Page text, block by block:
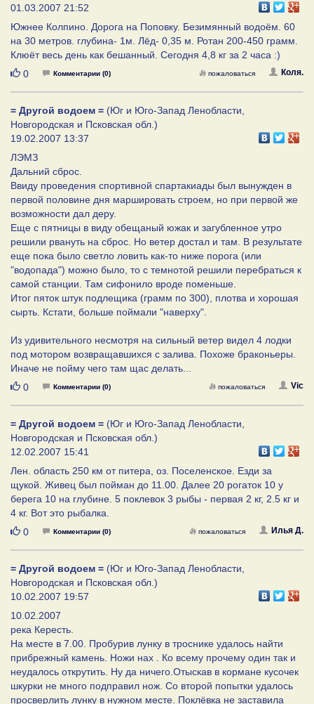
01.03.2007 21:52
Южнее Колпино. Дорога на Поповку. Безимянный водоём. 60
на 30 метров. глубина- 1м. Лёд- 0,35 м. Ротан 200-450 грамм.
Клюёт весь день как бешанный. Сегодня 4,8 кг за 2 часа :)
Нравится
0 Комментарии (0) Коля.
пожаловаться
= Другой водоем = (Юг и Юго-Запад Ленобласти,
Новгородская и Псковская обл.)
19.02.2007 13:37
ЛЭМЗ
Дальний сброс.
Ввиду проведения спортивной спартакиады был вынужден в
первой половине дня маршировать строем, но при первой же
возможности дал деру.
Еще с пятницы в виду обещаный южак и загубленное утро
решили рвануть на сброс. Но ветер достал и там. В результате
еще пока было светло ловить как-то ниже порога (или
"водопада") можно было, то с темнотой решили перебраться к
самой станции. Там сифонило вроде поменьше.
Итог пяток штук подлещика (грамм по 300), плотва и хорошая
сырть. Кстати, больше поймали "наверху".
Из удивительного несмотря на сильный ветер видел 4 лодки
под мотором возвращавшихся с залива. Похоже браконьеры.
Иначе не пойму чего там щас делать...
Нравится
0 Комментарии (0) Vic
пожаловаться
= Другой водоем = (Юг и Юго-Запад Ленобласти,
Новгородская и Псковская обл.)
12.02.2007 15:41
Лен. область 250 км от питера, оз. Поселенское. Езди за
щукой. Живец был пойман до 11.00. Далее 20 рогаток 10 у
берега 10 на глубине. 5 поклевок 3 рыбы - первая 2 кг, 2.5 кг и
4 кг. Вот это рыбалка.
Нравится
0 Комментарии (0) Илья Д.
пожаловаться
= Другой водоем = (Юг и Юго-Запад Ленобласти,
Новгородская и Псковская обл.)
10.02.2007 19:57
10.02.2007
река Кересть.
На месте в 7.00. Пробурив лунку в троснике удалось найти
прибрежный камень. Ножи нах . Ко всему прочему один так и
неудалось открутить. Ну да ничего.Отыскав в кормане кусочек
шкурки не много подправил нож. Со второй попытки удалось
просверлить лунку в нужном месте. Поклёвка не заставила